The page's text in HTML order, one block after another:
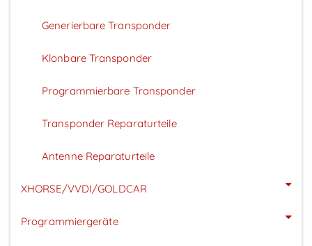
Generierbare Transponder
Klonbare Transponder
Programmierbare Transponder
Transponder Reparaturteile
Antenne Reparaturteile
XHORSE/VVDI/GOLDCAR
Programmiergeräte